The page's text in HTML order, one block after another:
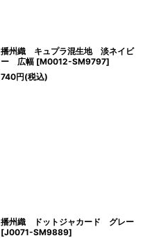
播州織 キュプラ混生地 淡ネイビ
ー 広幅 [M0012-SM9797]
740円(税込)
播州織 ドットジャカード グレー
[J0071-SM9889]